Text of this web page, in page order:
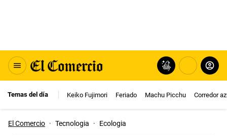
Temas del día Keiko Fujimori Feriado Machu Picchu Corredor
El Comercio · Tecnologia · Ecologia